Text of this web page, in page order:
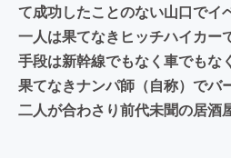
て成功したことのない山口でイ
一人は果てなきヒッチハイカー
手段は新幹線でもなく車でもな
果てなきナンパ師（自称）でバ
二人が合わさり前代未聞の居酒